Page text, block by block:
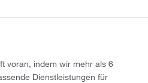
voran, indem wir mehr als 6
Dienstleistungen für